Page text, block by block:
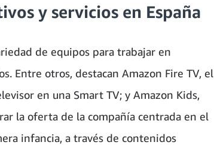
y servicios en España
de equipos para trabajar en
Entre otros, destacan Amazon Fire TV, el
en una Smart TV; y Amazon Kids,
la oferta de la compañía centrada en el
infancia, a través de contenidos